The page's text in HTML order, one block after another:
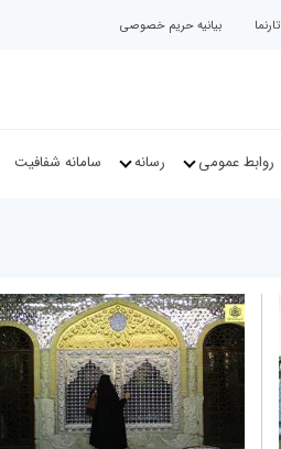
بیانیه حریم خصوصی
روابط عمومی رسانه سامانه شفافیت